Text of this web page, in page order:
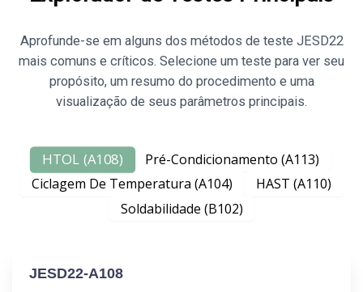
Aprofunde-se em alguns dos métodos de teste JESD22
mais comuns e críticos. Selecione um teste para ver seu
propósito, um resumo do procedimento e uma
visualização de seus parâmetros principais.
HTOL (A108)
Pré-Condicionamento (A113)
Ciclagem De Temperatura (A104)
HAST (A110)
Soldabilidade (B102)
JESD22-A108